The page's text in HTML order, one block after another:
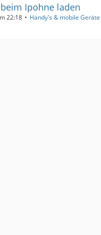
Ipohne laden
22:18 Handy's & mobile Geräte